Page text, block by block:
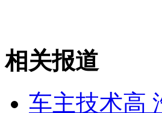
北京警营开放日 市民"变身"狙击
山西运城恶犬咬伤多人 警民合
相关报道
车主技术高